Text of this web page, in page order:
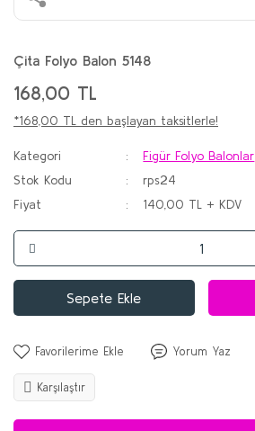
Çita Folyo Balon 5148
168,00 TL
*168,00 TL den başlayan taksitlerle!
Kategori
Figür Folyo Balonlar
Stok Kodu
rps24
Fiyat
140,00 TL + KDV
Sepete Ekle
Yorum Yaz
Karşılaştır